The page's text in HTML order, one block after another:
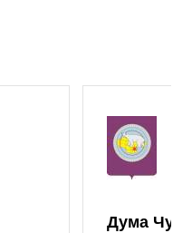
Дума